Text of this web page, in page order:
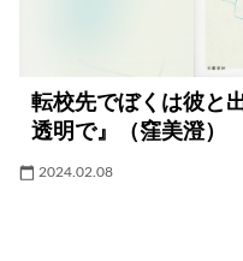
転校先でぼくは彼と
透明で』（窪美澄）
2024.02.08